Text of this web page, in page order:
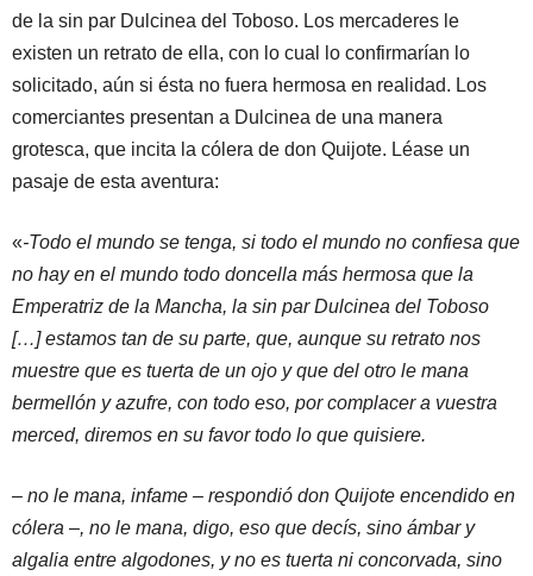
de la sin par Dulcinea del Toboso. Los mercaderes le
existen un retrato de ella, con lo cual lo confirmarían lo
solicitado, aún si ésta no fuera hermosa en realidad. Los
comerciantes presentan a Dulcinea de una manera
grotesca, que incita la cólera de don Quijote. Léase un
pasaje de esta aventura:
«-Todo el mundo se tenga, si todo el mundo no confiesa que
no hay en el mundo todo doncella más hermosa que la
Emperatriz de la Mancha, la sin par Dulcinea del Toboso
[…] estamos tan de su parte, que, aunque su retrato nos
muestre que es tuerta de un ojo y que del otro le mana
bermellón y azufre, con todo eso, por complacer a vuestra
merced, diremos en su favor todo lo que quisiere.
– no le mana, infame – respondió don Quijote encendido en
cólera –, no le mana, digo, eso que decís, sino ámbar y
algalia entre algodones, y no es tuerta ni concorvada, sino